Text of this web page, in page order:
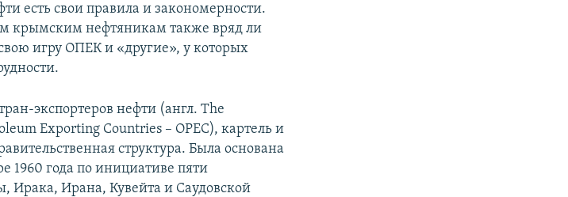
есть свои правила и закономерности.
крымским нефтяникам также вряд ли
игру ОПЕК и «другие», у которых
экспортеров нефти (англ. The
Exporting Countries – OPEC), картель и
структура. Была основана
1960 года по инициативе пяти
Ирака, Ирана, Кувейта и Саудовской